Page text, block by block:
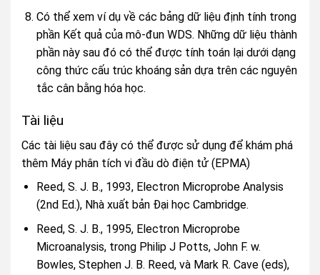
Có thể xem ví dụ về các bảng dữ liệu định tính trong
phần Kết quả của mô-đun WDS. Những dữ liệu thành
phần này sau đó có thể được tính toán lại dưới dạng
công thức cấu trúc khoáng sản dựa trên các nguyên
tắc cân bằng hóa học.
Tài liệu
Các tài liệu sau đây có thể được sử dụng để khám phá
thêm Máy phân tích vi đầu dò điện tử (EPMA)
Reed, S. J. B., 1993, Electron Microprobe Analysis
(2nd Ed.), Nhà xuất bản Đại học Cambridge.
Reed, S. J. B., 1995, Electron Microprobe
Microanalysis, trong Philip J Potts, John F. w.
Bowles, Stephen J. B. Reed, và Mark R. Cave (eds),